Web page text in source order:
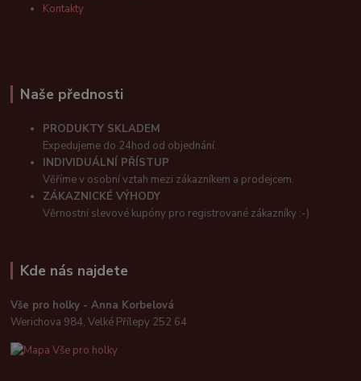
Kontakty
Naše přednosti
PRODUKTY SKLADEM
Expedujeme do 24hod od objednání.
INDIVIDUÁLNÍ PŘÍSTUP
Věříme v osobní vztah mezi zákazníkem a prodejcem.
ZÁKAZNICKÉ VÝHODY
Věrnostní slevové kupóny pro registrované zákazníky :-)
Kde nás najdete
Vše pro holky - Anna Korbelová
Werichova 984, Velké Přílepy 252 64